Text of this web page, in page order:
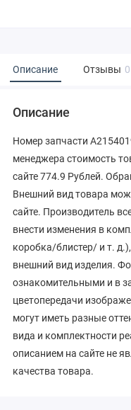
Описание Отзывы 0
Описание
Номер запчасти
менеджера стоимость
сайте 774.9 Рублей.
Внешний вид товара
сайте. Производитель
внести изменения в
коробка/блистер/ и т.
внешний вид изделия.
ознакомительными и в
цветопередачи
могут иметь разные
вида и комплектности
описанием на сайте не
качества товара.